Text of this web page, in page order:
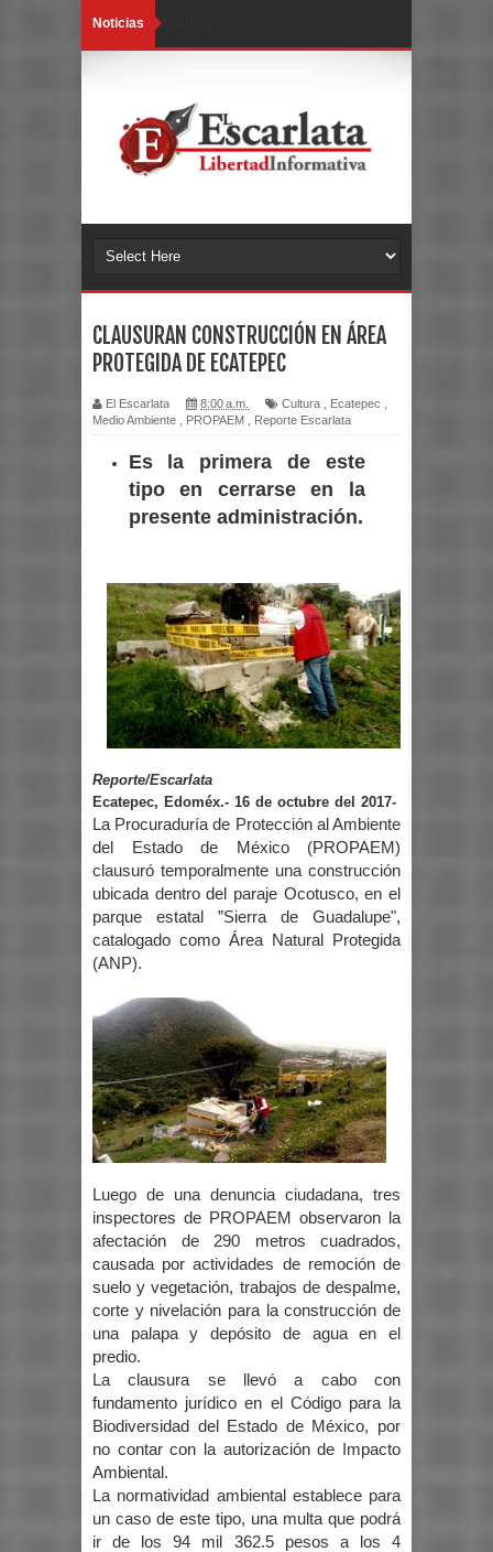
Noticias
CLAUSURAN CONSTRUCCIÓN EN ÁREA
PROTEGIDA DE ECATEPEC
El Escarlata 8:00 a.m. Cultura Ecatepec
Medio Ambiente
PROPAEM Reporte Escarlata
Es la primera de este
tipo en cerrarse en la
presente administración.
Reporte/Escarlata
Ecatepec, Edoméx.- 16 de octubre del 2017-
La Procuraduría de Protección al Ambiente
del Estado de México (PROPAEM)
clausuró temporalmente una construcción
ubicada dentro del paraje Ocotusco, en el
parque estatal ”Sierra de Guadalupe",
catalogado como Área Natural Protegida
(ANP).
Luego de una denuncia ciudadana, tres
inspectores de PROPAEM observaron la
afectación de 290 metros cuadrados,
causada por actividades de remoción de
suelo y vegetación, trabajos de despalme,
corte y nivelación para la construcción de
una palapa y depósito de agua en el
predio.
La clausura se llevó a cabo con
fundamento jurídico en el Código para la
Biodiversidad del Estado de México, por
no contar con la autorización de Impacto
Ambiental.
La normatividad ambiental establece para
un caso de este tipo, una multa que podrá
ir de los 94 mil 362.5 pesos a los 4